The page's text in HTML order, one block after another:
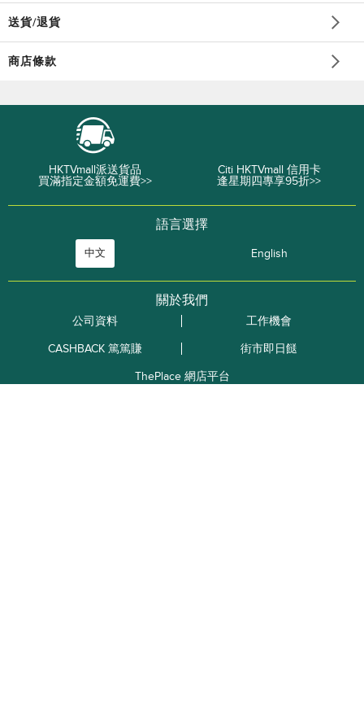
送貨/退貨
商店條款
HKTVmall派送貨品
買滿指定金額免運費>>
Citi HKTVmall 信用卡
逢星期四專享95折>>
語言選擇
中文 English
關於我們
公司資料
工作機會
CASHBACK 篤篤賺
街市即日餸
ThePlace 網店平台